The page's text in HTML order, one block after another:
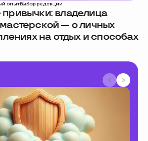
опытВыбор редакции
владелица
— о личных
на отдых и способах